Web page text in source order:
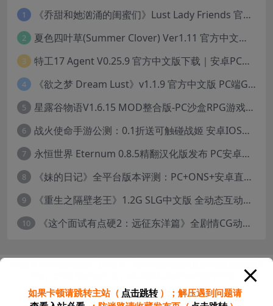
1 《乔甜和她汹涌的闺蜜们》Lust Lady Friends 官方中文版 SLG模拟经营游戏｜角色情感互动｜动态画面
2 夏色四叶草(Summer Clover) Ver1.11 官方中文版：全CG无修+动态互动SLG游戏下载
3 特工17 Agent V0.25.9 官方中文版下载｜安卓PC双端｜附存档赞助码
4 《欲之梦 Dream Lust》v1.1.9 官方中文版 PC端Galgame推荐
5 星露谷物语V1.6.15 MOD整合版-PC沙盒RPG游戏STEAM官中+200款美化MOD
6 战火使命手游公测：0.1折送可触碰战姬 安卓IOS双端互通中文版
7 永恒世界 Eternum 0.8.5精翻汉化版发布 PC安卓双端 SLG游戏
8 《妹的日记》全平台版本评测：PC+ONS+安卓直装养成游戏体验
9 《重生之隔壁老王》1.2G SLG中文版 全动态互动冒险游戏
10 《这个面试有点硬2：远征东洋篇》全剧情CG动画高清合集下载（18.8GB/1080P）
如果卡顿请跳转主站（ 点击跳转 ）； 解压遇到问题请